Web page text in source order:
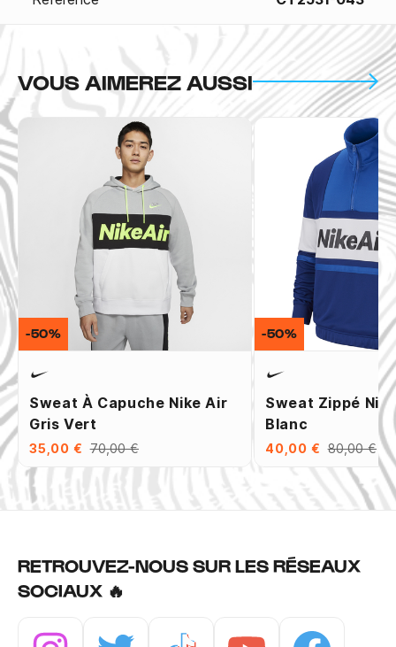
VOUS AIMEREZ AUSSI
Sweat À Capuche Nike Air
Gris Vert
35,00 € 70,00 €
-50%
Sweat Zippé
Blanc
40,00 € 80,00 €
-50%
RETROUVEZ-NOUS SUR LES RÉSEAUX
SOCIAUX 🔥